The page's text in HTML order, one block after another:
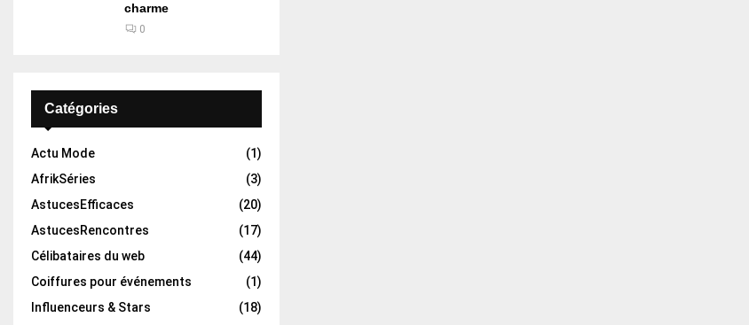
charme
0
Catégories
Actu Mode
(1)
AfrikSéries
(3)
AstucesEfficaces
(20)
AstucesRencontres
(17)
Célibataires du web
(44)
Coiffures pour événements
(1)
Influenceurs & Stars
(18)